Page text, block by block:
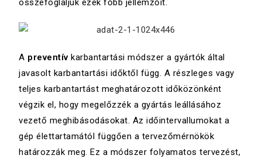
összefoglaljuk ezek főbb jellemzőit.
A preventívkarbantartási módszer a gyártók által
javasolt karbantartási időktől függ. A részleges vagy
teljes karbantartást meghatározott időközönként
végzik el, hogy megelőzzék a gyártás leállásához
vezető meghibásodásokat. Az időintervallumokat a
gép élettartamától függően a tervezőmérnökök
határozzák meg. Ez a módszer folyamatos tervezést,